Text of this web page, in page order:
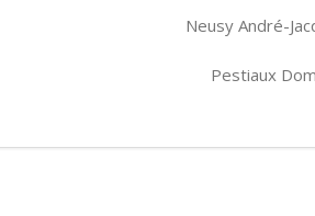
Neusy André-
Pestiaux